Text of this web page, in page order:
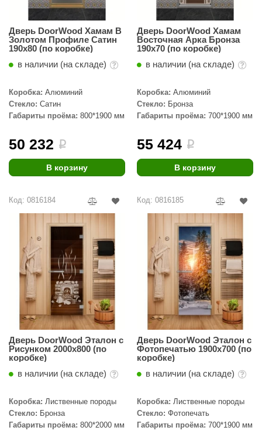
Дверь DoorWood Хамам В
Золотом Профиле Сатин
190х80 (по коробке)
в наличии (на складе)
Коробка: Алюминий
Стекло: Сатин
Габариты проёма: 800*1900 мм
50 232 i
В корзину
Дверь DoorWood Хамам
Восточная Арка Бронза
190х70 (по коробке)
в наличии (на складе)
Коробка: Алюминий
Стекло: Бронза
Габариты проёма: 700*1900 мм
55 424 i
В корзину
Код: 0816184
Дверь DoorWood Эталон с
Рисунком 2000х800 (по
коробке)
в наличии (на складе)
Коробка: Лиственные породы
Стекло: Бронза
Габариты проёма: 800*2000 мм
Код: 0816185
Дверь DoorWood Эталон с
Фотопечатью 1900х700 (по
коробке)
в наличии (на складе)
Коробка: Лиственные породы
Стекло: Фотопечать
Габариты проёма: 700*1900 мм